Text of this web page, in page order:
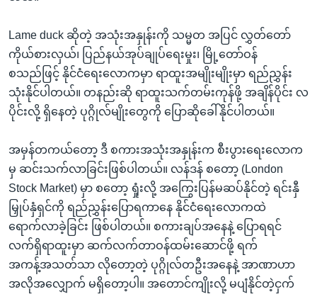
Lame duck ဆိုတဲ့ အသုံးအနှုန်းကို သမ္မတ အပြင် လွှတ်တော်
ကိုယ်စားလှယ်၊ ပြည်နယ်အုပ်ချုပ်ရေးမှုး၊ မြို့တော်ဝန်
စသည်ဖြင့် နိုင်ငံရေးလောကမှာ ရာထူးအမျိုးမျိုးမှာ ရည်ညွှန်း
သုံးနိုင်ပါတယ်။ တနည်းဆို ရာထူးသက်တမ်းကုန်ဖို့ အချိန်ပိုင်း လ
ပိုင်းလို့ ရှိနေတဲ့ ပုဂ္ဂိုလ်မျိုးတွေကို ပြောဆိုခေါ်နိုင်ပါတယ်။
အမှန်တကယ်တော့ ဒီ စကားအသုံးအနှုန်းက စီးပွားရေးလောက
မှ ဆင်းသက်လာခြင်းဖြစ်ပါတယ်။ လန်ဒန် စတော့ (London
Stock Market) မှာ စတော့ ရှုံးလို့ အကြွေးပြန်မဆပ်နိုင်တဲ့ ရင်းနှီ
မြှုပ်နှံရှင်ကို ရည်ညွှန်းပြောရကာနေ နိုင်ငံရေးလောကထဲ
ရောက်လာခဲ့ခြင်း ဖြစ်ပါတယ်။ စကားချပ်အနေနဲ့ ပြောရရင်
လက်ရှိရာထူးမှာ ဆက်လက်တာဝန်ထမ်းဆောင်ဖို့ ရက်
အကန့်အသတ်သာ လိုတော့တဲ့ ပုဂ္ဂိုလ်တဦးအနေနဲ့ အာဏာဟာ
အလိုအလျှောက် မရှိတော့ပါ။ အတောင်ကျိုးလို့ မပျံနိုင်တဲ့ငှက်